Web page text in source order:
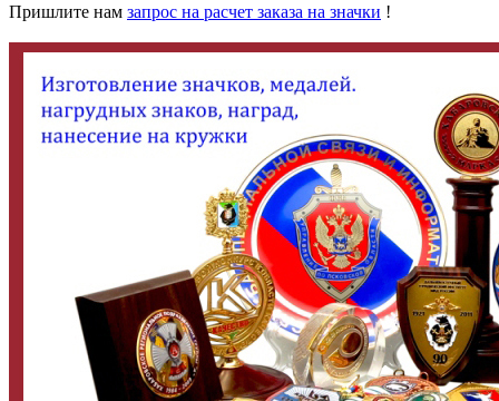
Пришлите нам запрос на расчет заказа на значки !